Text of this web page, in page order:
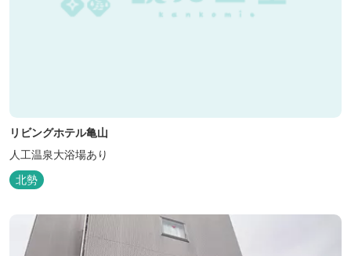
リビングホテル亀山
人工温泉大浴場あり
北勢